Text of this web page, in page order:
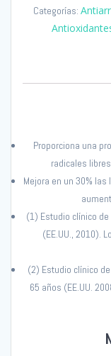
Categorías:
Proporciona una
radicales
Mejora en un 30%
(1) Estudio clínico
(EE.UU., 2010).
(2) Estudio clínico
65 años (EE.UU.